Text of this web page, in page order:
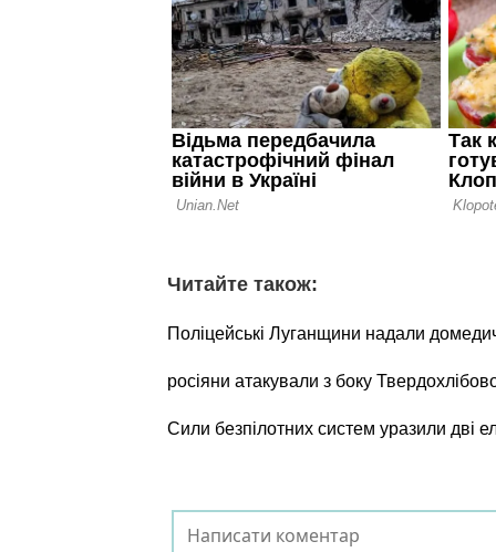
Читайте також:
Поліцейські Луганщини надали
росіяни атакували з боку
Сили безпілотних систем уразили дві